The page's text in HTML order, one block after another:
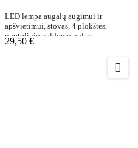
LED lempa augalų augimui ir
apšvietimui, stovas, 4 plokštės,
nuotolinio valdymo pultas
29,50 €
